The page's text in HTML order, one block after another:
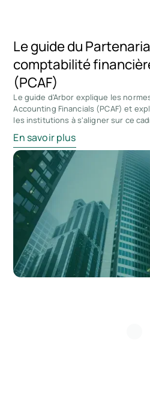
Le guide du
comptabilité
(PCAF)
Le guide d'Arbor explique les
Accounting Financials (PCAF) et
les institutions à s'aligner sur ce
En savoir plus